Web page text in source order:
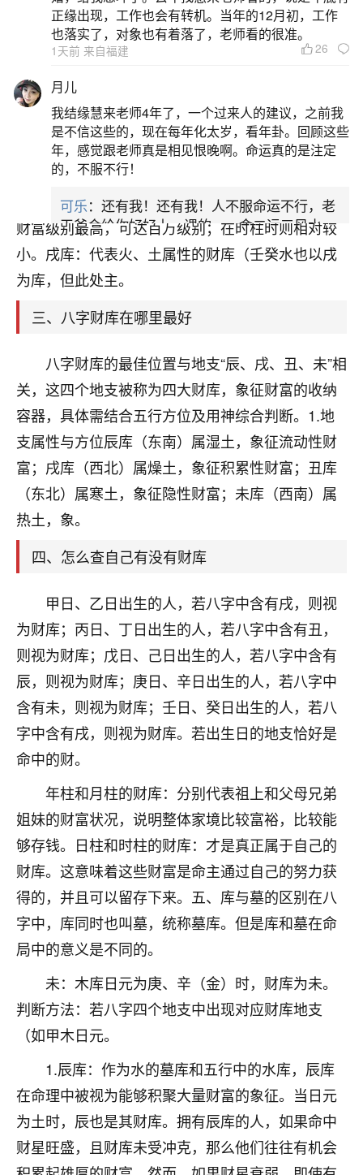
以水为财，财库为辰土。4.庚金、辛金日
二、八字中的四大库是什么？哪个最大？哪个
最小？
辰库：代表土属性的财库，对于甲乙木来说，
戌为财库，但辰作为土库，也有收纳木之财的作
用，不过主要以土的本性为主。辰库在八字中通常
代表较为稳固的财富积累，尤其是当它在年柱时，
财富级别最高，可达百万级别；在时柱时则相对较
小。戌库：代表火、土属性的财库（壬癸水也以戌
为库，但此处主。
三、八字财库在哪里最好
八字财库的最佳位置与地支“辰、戌、丑、未”相
关，这四个地支被称为四大财库，象征财富的收纳
容器，具体需结合五行方位及用神综合判断。1.地
支属性与方位辰库（东南）属湿土，象征流动性财
富；戌库（西北）属燥土，象征积累性财富；丑库
（东北）属寒土，象征隐性财富；未库（西南）属
热土，象。
四、怎么查自己有没有财库
甲日、乙日出生的人，若八字中含有戌，则视
为财库；丙日、丁日出生的人，若八字中含有丑，
则视为财库；戊日、己日出生的人，若八字中含有
辰，则视为财库；庚日、辛日出生的人，若八字中
含有未，则视为财库；壬日、癸日出生的人，若八
字中含有戌，则视为财库。若出生日的地支恰好是
命中的财。
年柱和月柱的财库：分别代表祖上和父母兄弟
姐妹的财富状况，说明整体家境比较富裕，比较能
够存钱。日柱和时柱的财库：才是真正属于自己的
财库。这意味着这些财富是命主通过自己的努力获
得的，并且可以留存下来。五、库与墓的区别在八
字中，库同时也叫墓，统称墓库。但是库和墓在命
局中的意义是不同的。
未：木库日元为庚、辛（金）时，财库为未。
判断方法：若八字四个地支中出现对应财库地支
（如甲木日元。
1.辰库：作为水的墓库和五行中的水库，辰库
在命理中被视为能够积聚大量财富的象征。当日元
为土时，辰也是其财库。拥有辰库的人，如果命中
财星旺盛，且财库未受冲克，那么他们往往有机会
正缘出现，工作也会有转机。当年的12月初，工作
也落实了，对象也有着落了，老师看的很准。
1天前 来自福建 26
月儿
我结缘慧来老师4年了，一个过来人的建议，之前我
是不信这些的，现在每年化太岁，看年卦。回顾这些
年，感觉跟老师真是相见恨晚啊。命运真的是注定
的，不服不行！
可乐：还有我！还有我！人不服命运不行，老
天爷会给你好好上一课的。一命二运三风水，
哪样不服都不行！
平安是福：我也是每年找老师化太岁，看年
卦，认识老师3年了，都是缘分啊！
17分钟前 来自湖北
心若莲花
我是做餐饮的，这两年，生意屡屡受挫，店开一家关
一家，要么生意不好，生意好的就出事。前些年攒的
家底快败光了，真是倒霉！我也想找人看看到底怎么
回事？
鹿森：你可以找老师看看，人有时不服命不行
啊！
太阳当空赵
是我从找店开始都是找慧来老师跟进的，选
址、风水、还有开业日子，哪哪都看了，虽然
刚找老师做了补财库，希望财运更好一点！
2小时前 来自海南 18
梦醒时分
我女儿高二叛逆，大半年不上学，一说她就要死要活
的，把我们两口子愁的不行，朋友给我推荐的慧来老
师，一开始我是病急乱投医，这半年来，法事一个个
做完，我女儿跟变了个人一样，不期望她能考多好的
大学，只要能安安稳稳的把书读了，身体心理都健健
康康的我就很知足了！
鹿森：可怜天下父母心啊！
3小时前 来自河北 16
付深
我是公司人事调整，有升迁机会，但同时竞争的我们
三个，找老师的时候是抱着侥幸心理，没想到老师看
着我晋升有望，我半信半疑的按照老师建议，做了化
太岁还有一个发钱粮，本来年前的人事调整，拖到年
后，我以为都没戏了，结果开年一上班，开会提拔升
职第一个就是我，职务无所谓，主要是底薪加了
3000，非常开心，无论如何，感恩感谢！🙏🏻
鹿森：恭喜升职加薪！！，请客吗？�
12小时前 来自北京 32
心心相印
我身体不太好，总是病病殃殃的，去检查又没什么大